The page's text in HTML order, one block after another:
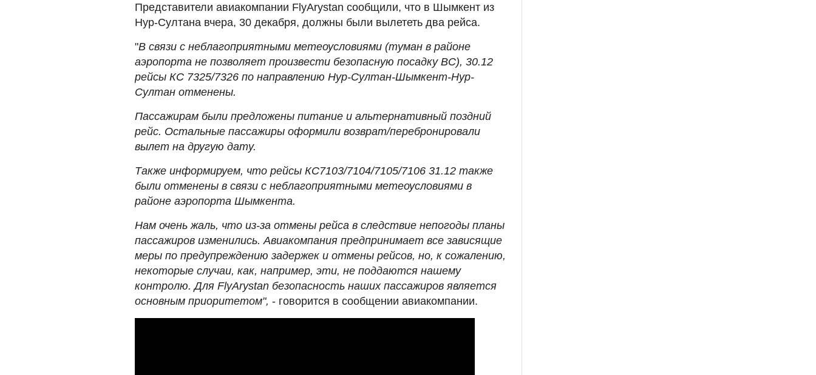
Представители авиакомпании FlyArystan сообщили, что в Шымкент из
Нур-Султана вчера, 30 декабря, должны были вылететь два рейса.
"В связи с неблагоприятными метеоусловиями (туман в районе
аэропорта не позволяет произвести безопасную посадку ВС), 30.12
рейсы КС 7325/7326 по направлению Нур-Султан-Шымкент-Нур-
Султан отменены.
Пассажирам были предложены питание и альтернативный поздний
рейс. Остальные пассажиры оформили возврат/перебронировали
вылет на другую дату.
Также информируем, что рейсы КС7103/7104/7105/7106 31.12 также
были отменены в связи с неблагоприятными метеоусловиями в
районе аэропорта Шымкента.
Нам очень жаль, что из-за отмены рейса в следствие непогоды планы
пассажиров изменились. Авиакомпания предпринимает все зависящие
меры по предупреждению задержек и отмены рейсов, но, к сожалению,
некоторые случаи, как, например, эти, не поддаются нашему
контролю. Для FlyArystan безопасность наших пассажиров является
основным приоритетом", - говорится в сообщении авиакомпании.